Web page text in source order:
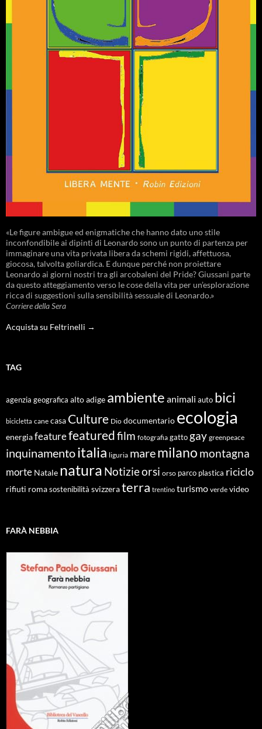
«Le figure ambigue ed enigmatiche che hanno dato uno stile
inconfondibile ai dipinti di Leonardo sono un punto di partenza per
immaginare una vita privata libera da schemi rigidi, affettuosa,
giocosa, talvolta goliardica. E dunque perché non proiettare
Leonardo ai giorni nostri tra gli arcobaleni del Pride? Giussani parte
da questo atteggiamento verso le cose della vita per un’esplorazione
ricca di suggestioni sulla sensibilità sessuale di Leonardo.»
Corriere della Sera
Acquista su Feltrinelli →
TAG
agenzia geografica alto adige ambiente animali auto bici
bicicletta cane casa Culture Dio documentario ecologia
energiafeaturefeaturedfilm fotografia gatto gay greenpeace
inquinamentoitalia liguria maremilano montagna
morte Natale natura Notizieorsi orso parco plastica riciclo
rifiuti roma sostenibilità svizzeraterra trentino turismo verde video
FARÀ NEBBIA